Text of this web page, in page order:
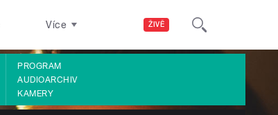
ŽIVĚ
Více
PROGRAM
AUDIOARCHIV
KAMERY